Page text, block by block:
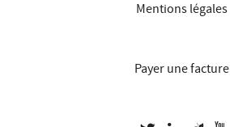
Mentions légales
Payer une facture